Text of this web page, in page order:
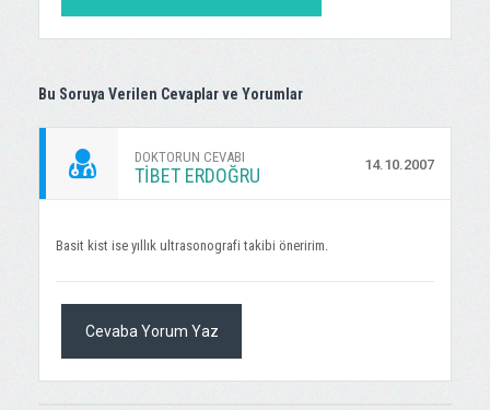
Bu Soruya Verilen Cevaplar ve Yorumlar
DOKTORUN CEVABI
TIBET ERDOĞRU 14.10.2007
Basit kist ise yıllık ultrasonografi takibi öneririm.
Cevaba Yorum Yaz